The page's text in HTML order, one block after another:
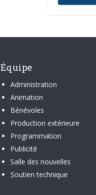
Équipe
Administration
Animation
Bénévoles
Production extérieure
Programmation
Publicité
Salle des nouvelles
Soutien technique